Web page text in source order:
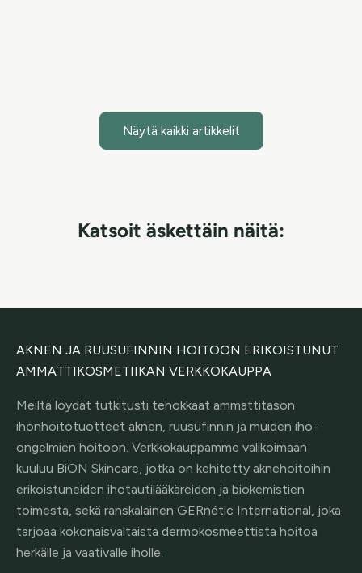
Näytä kaikki artikkelit
Katsoit äskettäin näitä:
AKNEN JA RUUSUFINNIN HOITOON ERIKOISTUNUT
AMMATTIKOSMETIIKAN VERKKOKAUPPA
Meiltä löydät tutkitusti tehokkaat ammattitason
ihonhoitotuotteet aknen, ruusufinnin ja muiden iho-
ongelmien hoitoon. Verkkokauppamme valikoimaan
kuuluu BiON Skincare, jotka on kehitetty aknehoitoihin
erikoistuneiden ihotautilääkäreiden ja biokemistien
toimesta, sekä ranskalainen GERnétic International, joka
tarjoaa kokonaisvaltaista dermokosmeettista hoitoa
herkälle ja vaativalle iholle.